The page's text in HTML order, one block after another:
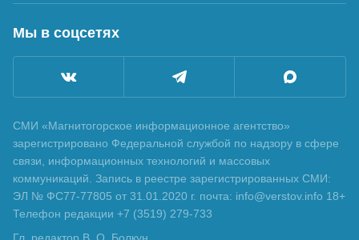
Мы в соцсетях
СМИ «Магнитогорское информационное агентство»
зарегистрировано Федеральной службой по надзору в сфере
связи, информационных технологий и массовых
коммуникаций. Запись в реестре зарегистрированных СМИ:
ЭЛ № ФС77-77805 от 31.01.2020 г. почта: info@verstov.info 18+
Телефон редакции +7 (3519) 279-733